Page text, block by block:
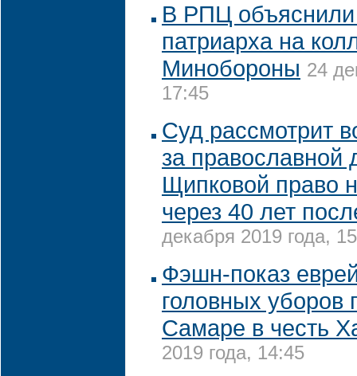
В РПЦ объяснили
патриарха на
Минобороны 24
17:45
Суд рассмотрит
за православной
Щипковой право
через 40 лет
декабря 2019 года,
Фэшн-показ
головных уборов
Самаре в честь
2019 года, 14:45